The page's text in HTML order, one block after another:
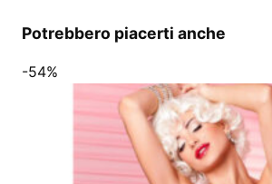
Potrebbero piacerti anche
-54%